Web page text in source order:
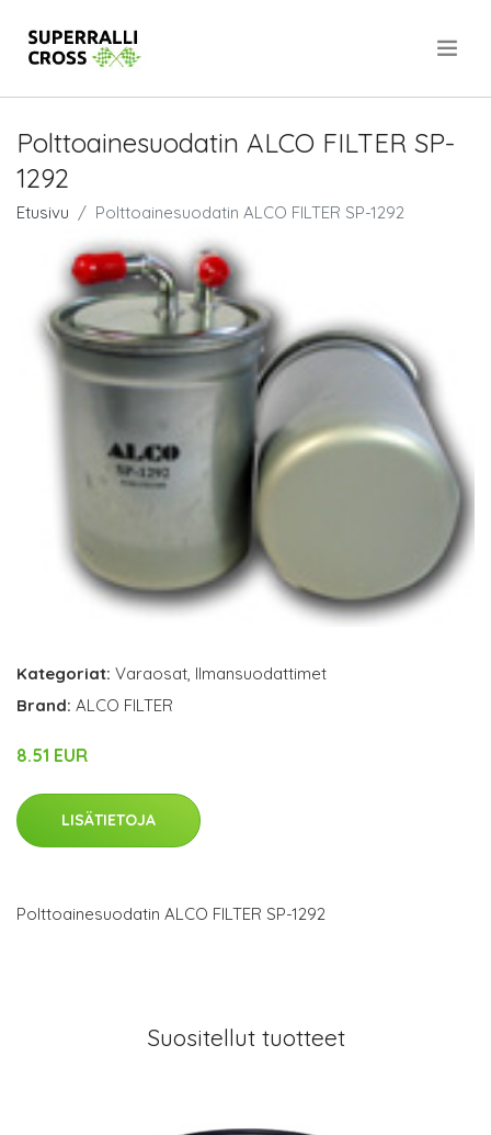
Polttoainesuodatin ALCO FILTER SP-
1292
Etusivu Polttoainesuodatin ALCO FILTER SP-1292
Kategoriat: Varaosat, Ilmansuodattimet
Brand: ALCO FILTER
8.51 EUR
LISÄTIETOJA
Polttoainesuodatin ALCO FILTER SP-1292
Suositellut tuotteet